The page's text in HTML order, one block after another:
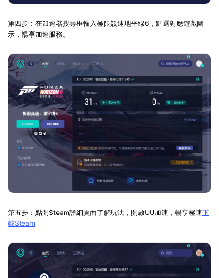
第四步：在加速器搜尋框輸入極限競速地平線6，點選對應遊戲圖
示，暢享加速服務。
第五步：點開Steam詳細頁面了解玩法，開啟UU加速，暢享極速下
載Steam